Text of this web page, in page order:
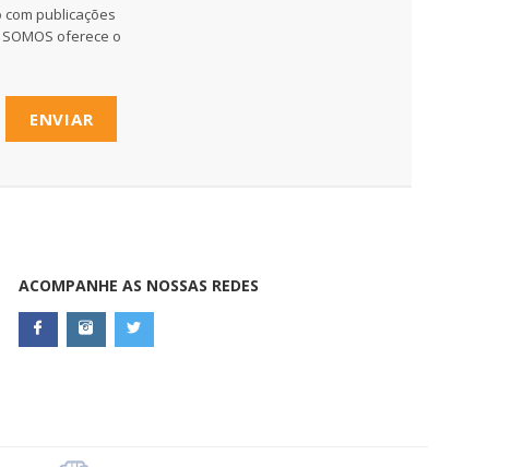
publicações
oferece o
ENVIAR
ACOMPANHE AS NOSSAS REDES